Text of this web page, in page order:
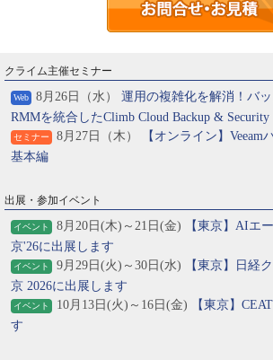
クライム主催セミナー
Web 8月26日（水） 運用の複雑化を解消！バッ
RMMを統合したClimb Cloud Backup & Security
セミナー 8月27日（木）
【オンライン】
基本編
出展・参加イベント
イベント 8月20日(木)～21日(金)
【東京】AIエ
京'26に出展します
イベント 9月29日(火)～30日(水)
【東京】日経
京 2026に出展します
イベント 10月13日(火)～16日(金)
【東京】
す